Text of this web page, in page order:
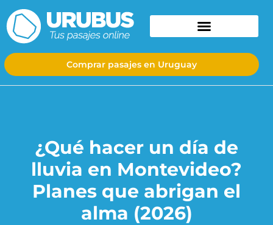
Comprar pasajes en Uruguay
¿Qué hacer un día de
lluvia en Montevideo?
Planes que abrigan el
alma (2026)